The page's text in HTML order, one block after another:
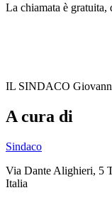
La chiamata è
IL SINDACO
A cura di
Sindaco
Via Dante Alighieri, 5
Italia